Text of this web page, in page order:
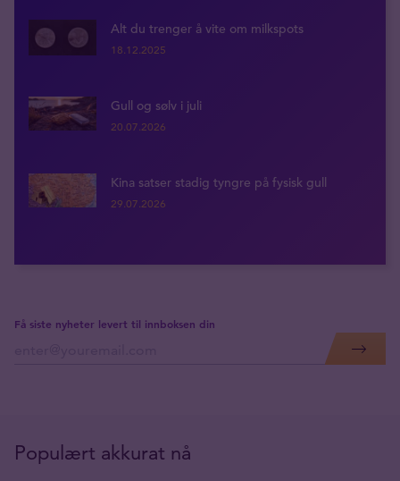
Alt du trenger å vite om milkspots
18.12.2025
Gull og sølv i juli
20.07.2026
Kina satser stadig tyngre på fysisk gull
29.07.2026
Få siste nyheter levert til innboksen din
Populært akkurat nå